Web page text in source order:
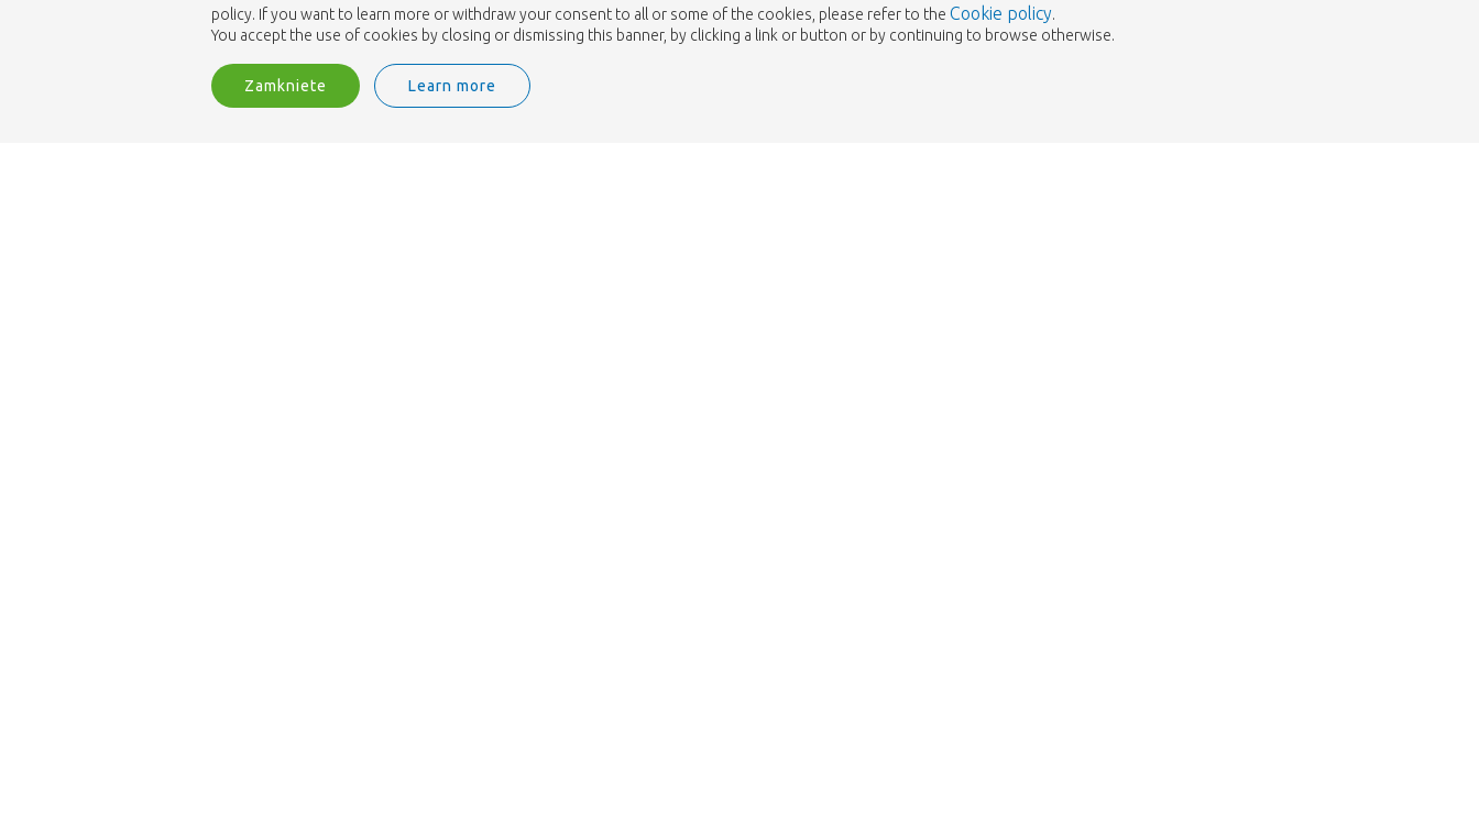
policy. If you want to learn more or withdraw your consent to all or some of the cookies, please refer to the Cookie policy.
You accept the use of cookies by closing or dismissing this banner, by clicking a link or button or by continuing to browse otherwise.
Zamkniete Learn more